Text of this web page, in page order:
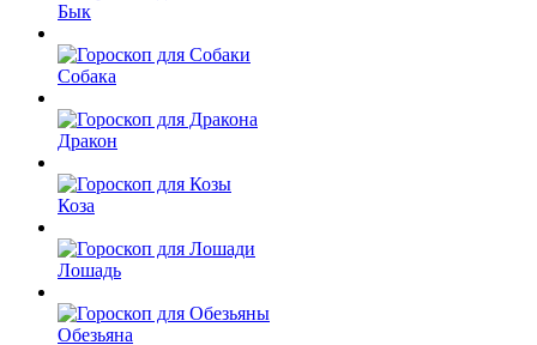
Бык
Собака
Дракон
Коза
Лошадь
Обезьяна